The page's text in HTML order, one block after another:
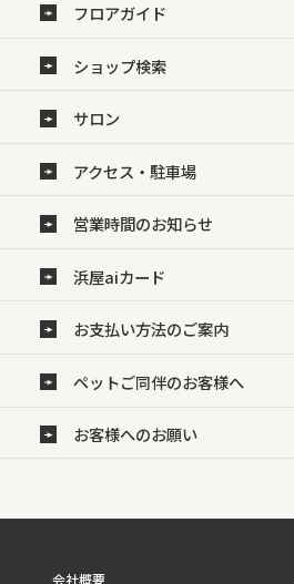
フロアガイド
ショップ検索
サロン
アクセス・駐車場
営業時間のお知らせ
浜屋aiカード
お支払い方法のご案内
ペットご同伴のお客様へ
お客様へのお願い
会社概要